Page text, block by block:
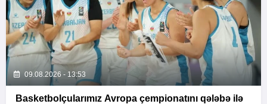
09.08.2026 - 13:53
Basketbolçularımız Avropa çempionatını qələbə ilə